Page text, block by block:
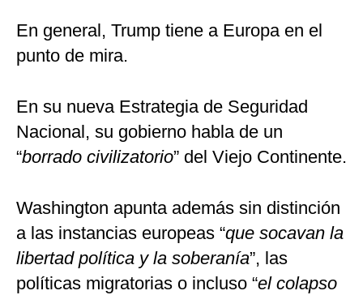
En general, Trump tiene a Europa en el
punto de mira.
En su nueva Estrategia de Seguridad
Nacional, su gobierno habla de un
“borrado civilizatorio” del Viejo Continente.
Washington apunta además sin distinción
a las instancias europeas “que socavan la
libertad política y la soberanía”, las
políticas migratorias o incluso “el colapso